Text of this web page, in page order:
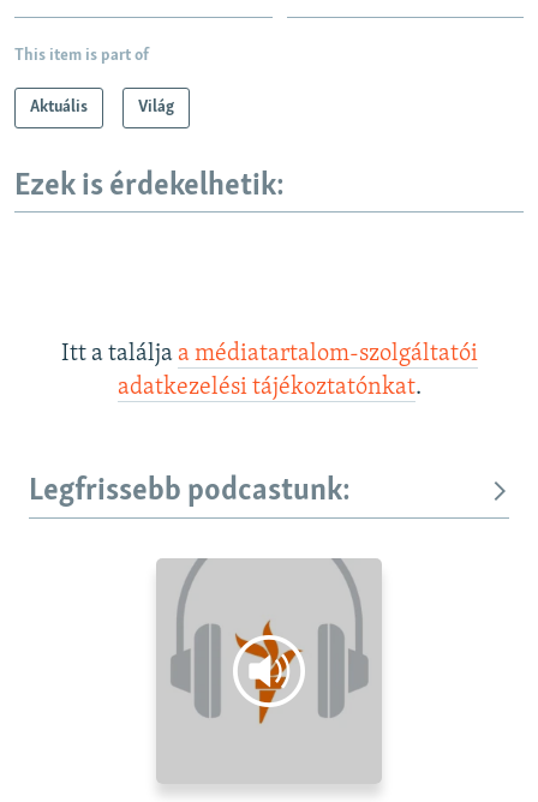
720p 1080p
This item is part of
Aktuális Világ
Ezek is érdekelhetik:
Itt a találja a médiatartalom-szolgáltatói
adatkezelési tájékoztatónkat.
Legfrissebb podcastunk: